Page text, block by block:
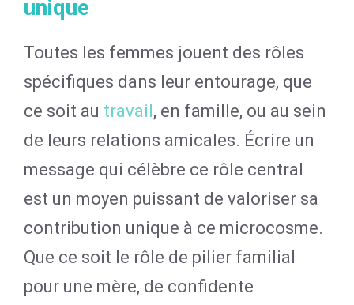
unique
Toutes les femmes jouent des rôles
spécifiques dans leur entourage, que
ce soit au travail, en famille, ou au sein
de leurs relations amicales. Écrire un
message qui célèbre ce rôle central
est un moyen puissant de valoriser sa
contribution unique à ce microcosme.
Que ce soit le rôle de pilier familial
pour une mère, de confidente